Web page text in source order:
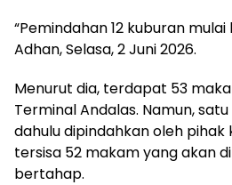
“Pemindahan 12 kuburan
Adhan, Selasa, 2 Juni 2026.
Menurut dia, terdapat 53
Terminal Andalas. Namun,
dahulu dipindahkan oleh pihak
tersisa 52 makam yang akan
bertahap.